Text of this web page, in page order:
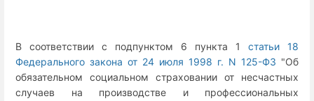
В соответствии с подпунктом 6 пункта 1 статьи 18
Федерального закона от 24 июля 1998 г. N 125-ФЗ "Об
обязательном социальном страховании от несчастных
случаев на производстве и профессиональных